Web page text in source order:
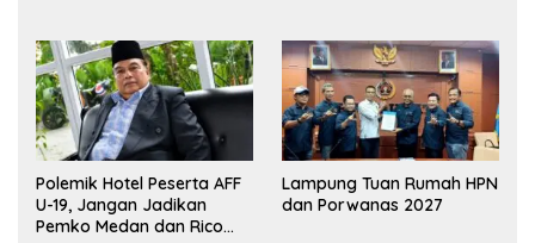
Polemik Hotel Peserta AFF
U-19, Jangan Jadikan
Pemko Medan dan Rico
Lampung Tuan Rumah HPN
dan Porwanas 2027